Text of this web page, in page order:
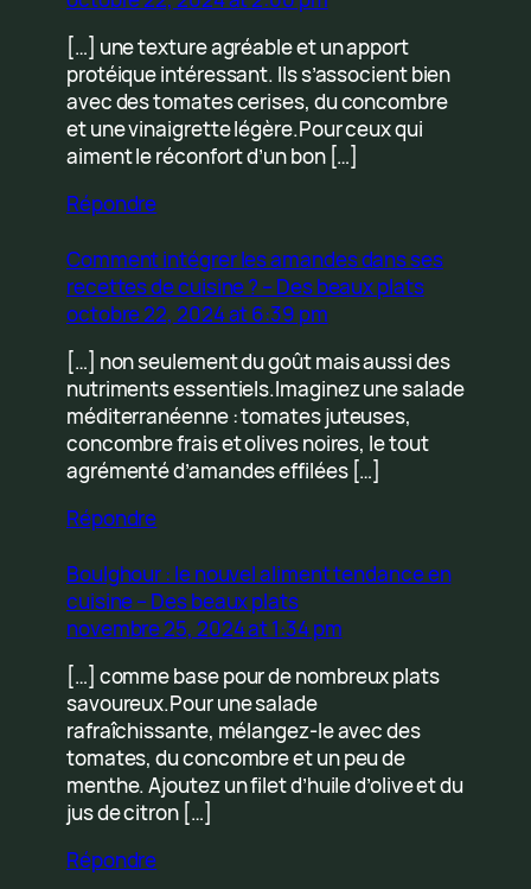
[…] une texture agréable et un apport
protéique intéressant. Ils s’associent bien
avec des tomates cerises, du concombre
et une vinaigrette légère.Pour ceux qui
aiment le réconfort d’un bon […]
Répondre
Comment intégrer les amandes dans ses
recettes de cuisine ? – Des beaux plats
octobre 22, 2024 at 6:39 pm
[…] non seulement du goût mais aussi des
nutriments essentiels.Imaginez une salade
méditerranéenne : tomates juteuses,
concombre frais et olives noires, le tout
agrémenté d’amandes effilées […]
Répondre
Boulghour : le nouvel aliment tendance en
cuisine – Des beaux plats
novembre 25, 2024 at 1:34 pm
[…] comme base pour de nombreux plats
savoureux.Pour une salade
rafraîchissante, mélangez-le avec des
tomates, du concombre et un peu de
menthe. Ajoutez un filet d’huile d’olive et du
jus de citron […]
Répondre